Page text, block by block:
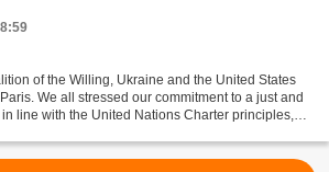
of the Willing, Ukraine and the United States
We all stressed our commitment to a just and
line with the United Nations Charter principles,